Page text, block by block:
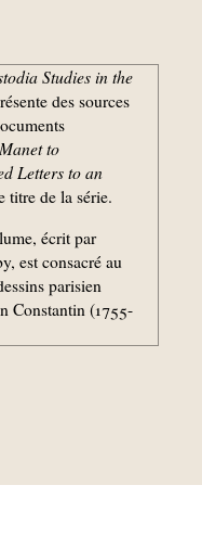
Studies in the
des sources
Manet to
Letters to an
titre de la série.
écrit par
est consacré au
parisien
Constantin (1755-